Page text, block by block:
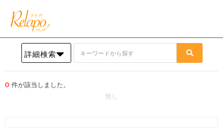
詳細検索
0 件が該当しました。
無し